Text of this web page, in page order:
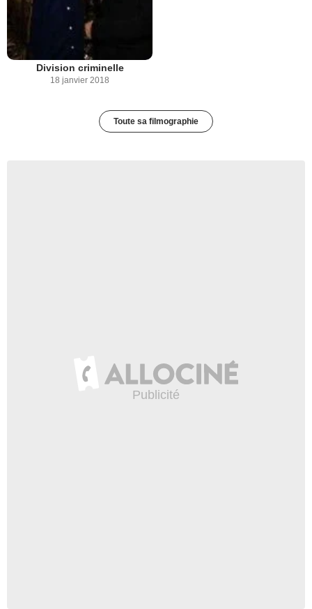
Division criminelle
18 janvier 2018
Toute sa filmographie